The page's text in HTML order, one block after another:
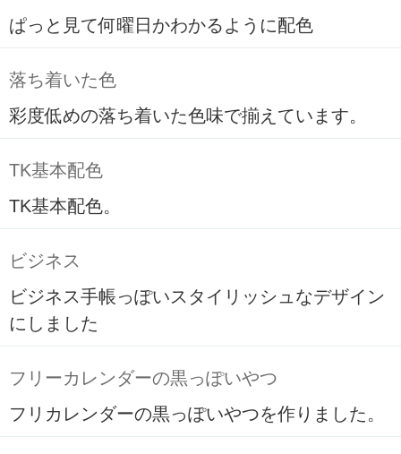
ぱっと見て何曜日かわかるように配色
落ち着いた色
彩度低めの落ち着いた色味で揃えています。
TK基本配色
TK基本配色。
ビジネス
ビジネス手帳っぽいスタイリッシュなデザイン
にしました
フリーカレンダーの黒っぽいやつ
フリカレンダーの黒っぽいやつを作りました。